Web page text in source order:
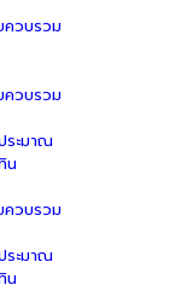
ควบรวม
ควบรวม
ระมาณ
น
ควบรวม
ระมาณ
น